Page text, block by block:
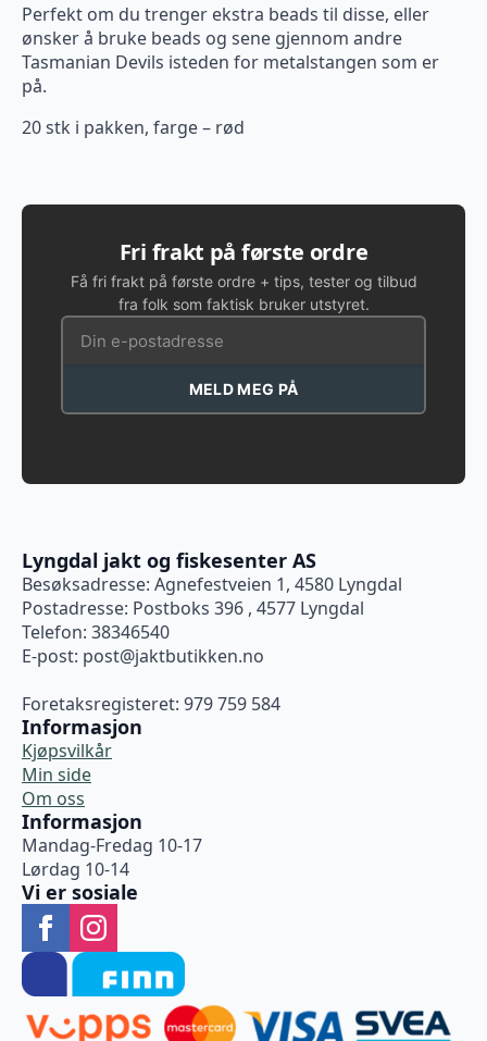
Perfekt om du trenger ekstra beads til disse, eller
ønsker å bruke beads og sene gjennom andre
Tasmanian Devils isteden for metalstangen som er
på.
20 stk i pakken, farge – rød
Fri frakt på første ordre
Få fri frakt på første ordre + tips, tester og tilbud
fra folk som faktisk bruker utstyret.
MELD MEG PÅ
Lyngdal jakt og fiskesenter AS
Besøksadresse: Agnefestveien 1, 4580 Lyngdal
Postadresse: Postboks 396 , 4577 Lyngdal
Telefon: 38346540
E-post: post@jaktbutikken.no
Foretaksregisteret: 979 759 584
Informasjon
Kjøpsvilkår
Min side
Om oss
Informasjon
Mandag-Fredag 10-17
Lørdag 10-14
Vi er sosiale